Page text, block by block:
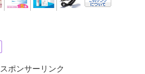
スポンサーリンク